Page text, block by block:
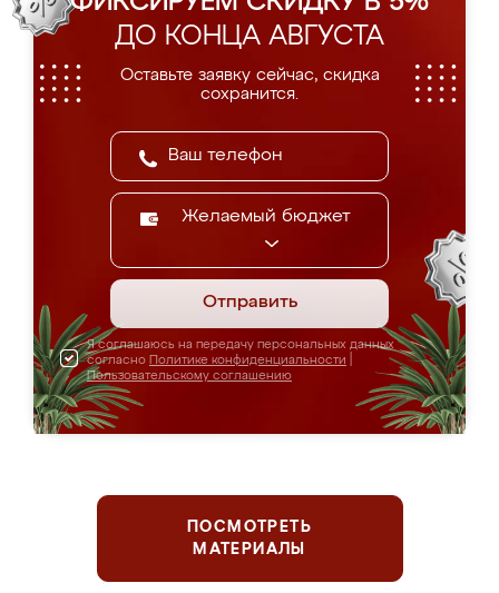
ДО КОНЦА АВГУСТА
Оставьте заявку сейчас, скидка
сохранится.
Желаемый бюджет
Отправить
Я соглашаюсь на передачу персональных данных
согласно Политике конфиденциальности
Пользовательскому соглашению
ПОСМОТРЕТЬ
МАТЕРИАЛЫ